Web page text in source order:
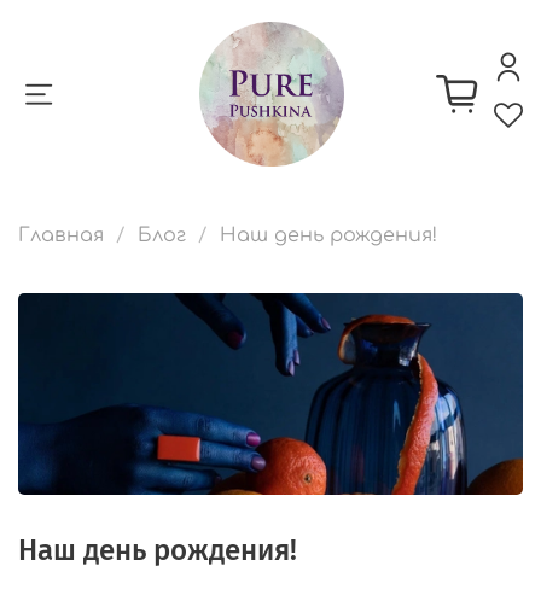
Главная Блог Наш день рождения!
Наш день рождения!